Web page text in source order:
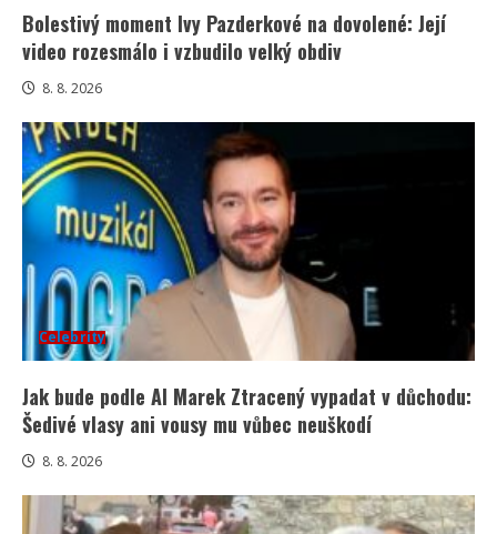
Bolestivý moment Ivy Pazderkové na dovolené: Její
video rozesmálo i vzbudilo velký obdiv
8. 8. 2026
Celebrity
Jak bude podle AI Marek Ztracený vypadat v důchodu:
Šedivé vlasy ani vousy mu vůbec neuškodí
8. 8. 2026